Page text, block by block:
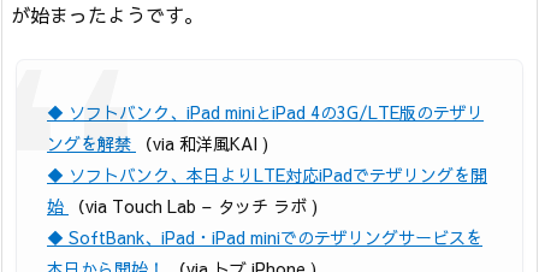
が始まったようです。
◆ ソフトバンク、iPad miniとiPad 4の3G/LTE版のテザリ
ングを解禁
（via 和洋風KAI )
◆ ソフトバンク、本日よりLTE対応iPadでテザリングを開
始
（via Touch Lab – タッチ ラボ )
◆ SoftBank、iPad・iPad miniでのテザリングサービスを